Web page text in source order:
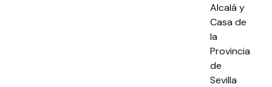
Alcalá y
Casa de
la
Provincia
de
Sevilla